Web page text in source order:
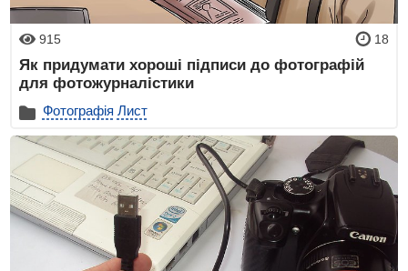
915 18
Як придумати хороші підписи до фотографій
для фотожурналістики
Фотографія Лист